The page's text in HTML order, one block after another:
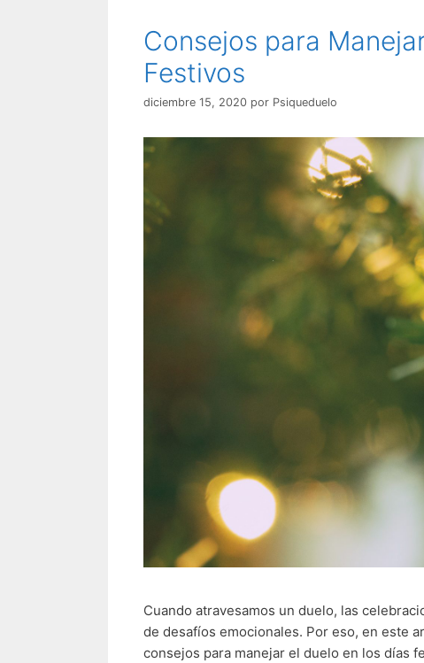
Consejos para
Festivos
diciembre 15, 2020 por Psiqueduelo
Cuando atravesamos un duelo, las
de desafíos emocionales. Por eso, en este
consejos para manejar el duelo en los días